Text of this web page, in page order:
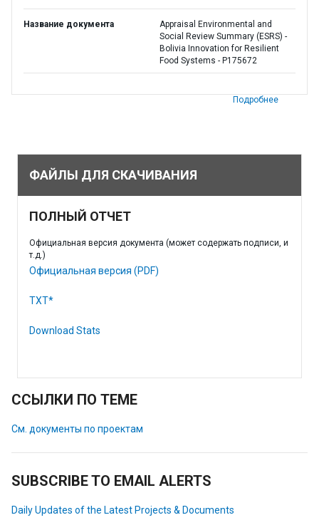
Название документа
Appraisal Environmental and
Social Review Summary (ESRS) -
Bolivia Innovation for Resilient
Food Systems - P175672
Подробнее
ФАЙЛЫ ДЛЯ СКАЧИВАНИЯ
ПОЛНЫЙ ОТЧЕТ
Официальная версия документа (может содержать подписи, и
т.д.)
Официальная версия (PDF)
TXT*
Download Stats
ССЫЛКИ ПО ТЕМЕ
См. документы по проектам
SUBSCRIBE TO EMAIL ALERTS
Daily Updates of the Latest Projects & Documents